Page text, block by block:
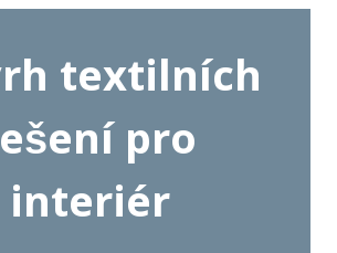
textilních
pro
interiér